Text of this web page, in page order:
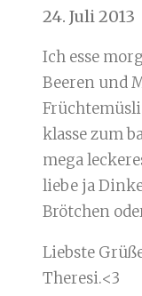
24. Juli 2013
Ich esse
Beeren und
klasse zum
mega
liebe ja
Brötchen
Liebste
Theresi.<3